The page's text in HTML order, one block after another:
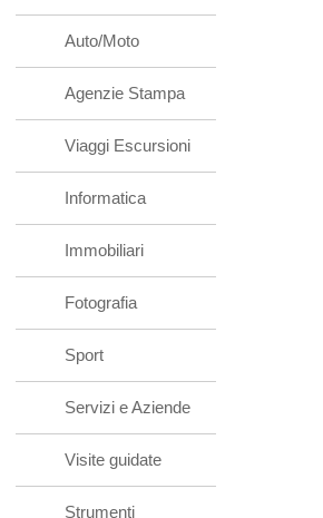
Auto/Moto
Agenzie Stampa
Viaggi Escursioni
Informatica
Immobiliari
Fotografia
Sport
Servizi e Aziende
Visite guidate
Strumenti